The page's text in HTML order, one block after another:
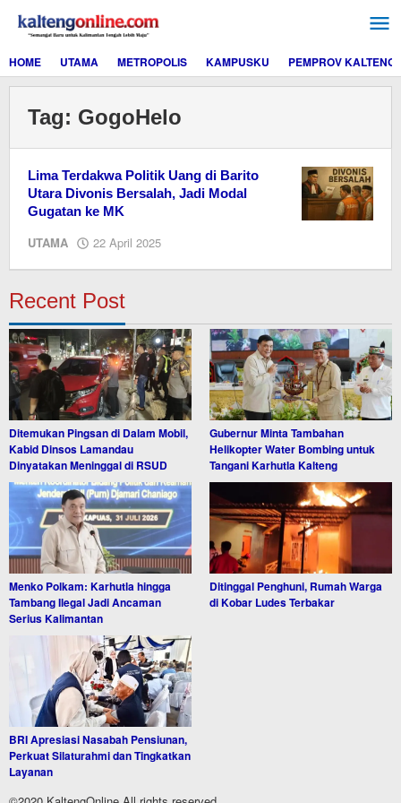
konten
HOME
UTAMA METROPOLIS KAMPUSKU PEMPROV KALTENG
Tag: GogoHelo
Lima Terdakwa Politik Uang di Barito
Utara Divonis Bersalah, Jadi Modal
Gugatan ke MK
UTAMA 22 April 2025
Recent Post
Ditemukan Pingsan di Dalam Mobil,
Kabid Dinsos Lamandau
Dinyatakan Meninggal di RSUD
Gubernur Minta Tambahan
Helikopter Water Bombing untuk
Tangani Karhutla Kalteng
Menko Polkam: Karhutla hingga
Tambang Ilegal Jadi Ancaman
Serius Kalimantan
Ditinggal Penghuni, Rumah Warga
di Kobar Ludes Terbakar
BRI Apresiasi Nasabah Pensiunan,
Perkuat Silaturahmi dan Tingkatkan
Layanan